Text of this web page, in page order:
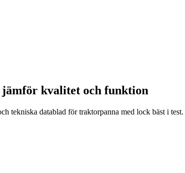
kvalitet och funktion
tekniska datablad för traktorpanna med lock bäst i